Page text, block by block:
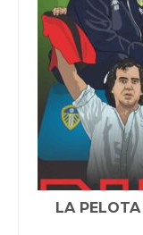
LA PELOTA